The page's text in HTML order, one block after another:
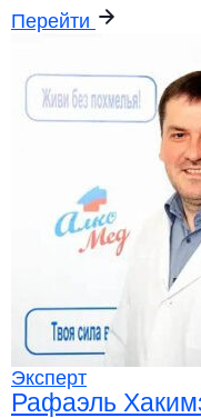
Перейти
Эксперт
Рафаэль